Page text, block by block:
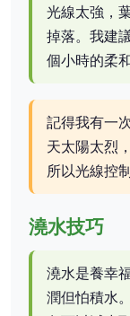
光線太強，
掉落。我建
個小時的柔
記得我有一
天太陽太烈
所以光線控
澆水技巧
澆水是養幸
潤但怕積水